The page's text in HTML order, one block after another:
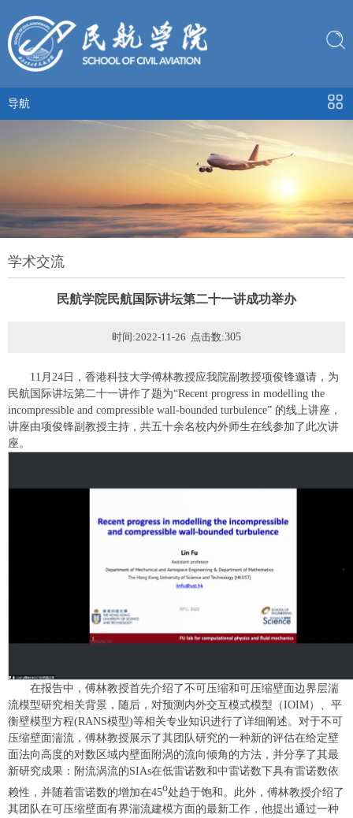
导航
学术交流
民航学院民航国际讲坛第二十一讲成功举办
时间:2022-11-26 点击数:305
11月24日，香港科技大学傅林教授应我院副教授项俊锋邀请，为
民航国际讲坛第二十一讲作了题为“Recent progress in modelling the
incompressible and compressible wall-bounded turbulence” 的线上讲座，
讲座由项俊锋副教授主持，共五十余名校内外师生在线参加了此次讲
座。
在报告中，傅林教授首先介绍了不可压缩和可压缩壁面边界层湍
流模型研究相关背景，随后，对预测内外交互模式模型（IOIM）、平
衡壁模型方程(RANS模型)等相关专业知识进行了详细阐述。对于不可
压缩壁面湍流，傅林教授展示了其团队研究的一种新的评估在给定壁
面法向高度的对数区域内壁面附涡的流向倾角的方法，并分享了其最
新研究成果：附流涡流的SIAs在低雷诺数和中雷诺数下具有雷诺数依
赖性，并随着雷诺数的增加在45o处趋于饱和。此外，傅林教授介绍了
其团队在可压缩壁面有界湍流建模方面的最新工作，他提出通过一种